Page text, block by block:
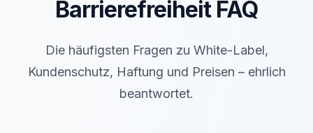
Barrierefreiheit FAQ
Die häufigsten Fragen zu White-Label,
Kundenschutz, Haftung und Preisen – ehrlich
beantwortet.